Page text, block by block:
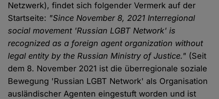
Netzwerk), findet sich folgender Vermerk auf der
Startseite: "Since November 8, 2021 Interregional
social movement 'Russian LGBT Network' is
recognized as a foreign agent organization without
legal entity by the Russian Ministry of Justice." (Seit
dem 8. November 2021 ist die überregionale soziale
Bewegung 'Russian LGBT Network' als Organisation
ausländischer Agenten eingestuft worden und ist